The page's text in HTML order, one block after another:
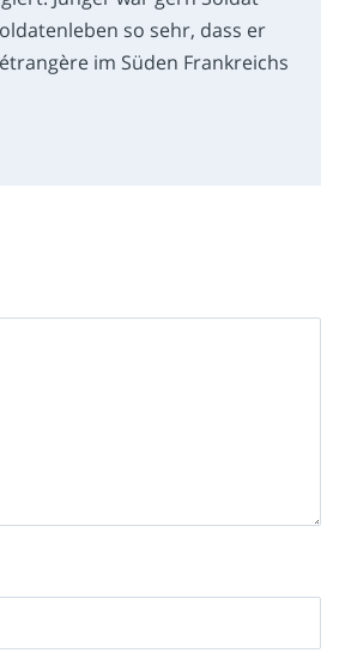
so sehr, dass er
im Süden Frankreichs